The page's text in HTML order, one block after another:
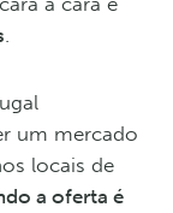
um mercado
locais de
a oferta é